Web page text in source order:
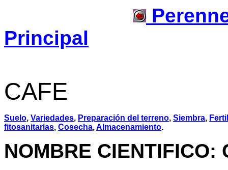
Principal
CAFE
Suelo, Variedades, Preparación del terreno, Siembra,
fitosanitarias, Cosecha,Almacenamiento.
NOMBRE CIENTIFICO: